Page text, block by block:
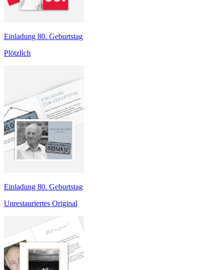
Einladung 80. Geburtstag
Plötzlich
Einladung 80. Geburtstag
Unrestauriertes Original